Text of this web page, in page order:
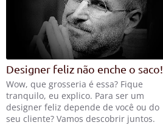
Designer feliz não enche o saco!
Wow, que grosseria é essa? Fique
tranquilo, eu explico. Para ser um
designer feliz depende de você ou do
seu cliente? Vamos descobrir juntos.